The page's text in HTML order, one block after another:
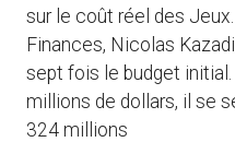
sur le coût réel des
Finances, Nicolas
sept fois le budget
millions de dollars, il se
324 millions